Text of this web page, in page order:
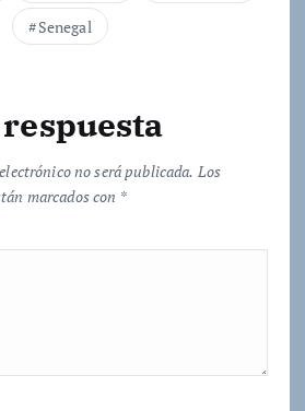
Senegal
no será publicada. Los
marcados con *